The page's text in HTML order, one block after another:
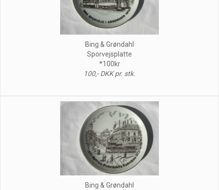
Bing & Grøndahl
Sporvejsplatte
*100kr
100,- DKK pr. stk.
Bing & Grøndahl